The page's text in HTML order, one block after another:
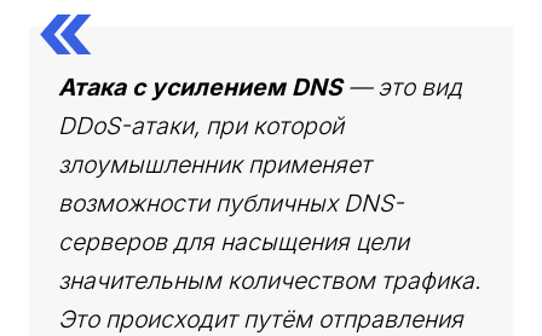
Атака с усилением DNS— это вид
DDoS-атаки, при которой
злоумышленник применяет
возможности публичных DNS-
серверов для насыщения цели
значительным количеством трафика.
Это происходит путём отправления